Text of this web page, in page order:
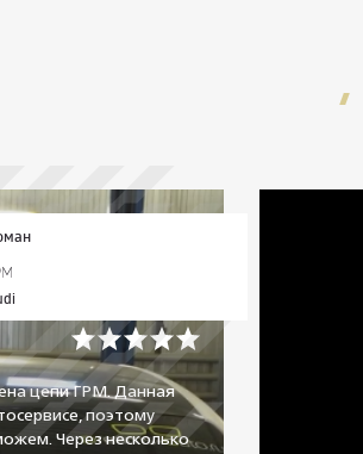
цепи ГРМ. Данная
поэтому
Через несколько